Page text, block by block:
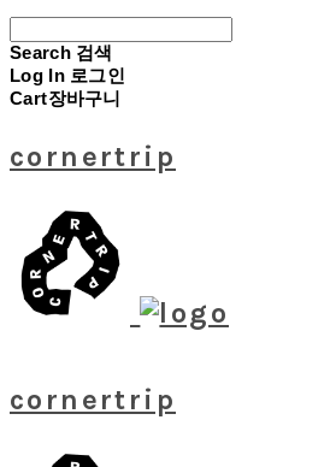
Search 검색
Log In 로그인
Cart장바구니
cornertrip
cornertrip